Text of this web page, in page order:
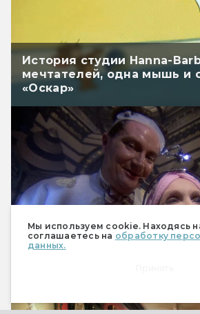
Мы используем cookie. Находясь
соглашаетесь на обработку
данных.
История студии Hanna-
мечтателей, одна мышь и
«Оскар»
«Бразилия» Терри